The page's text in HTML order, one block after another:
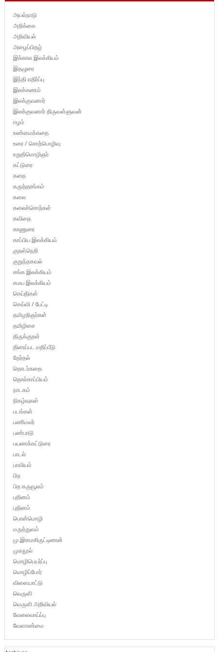
அயல்நாடு
அறிக்கை
அறிவியல்
அழைப்பிதழ்
இக்கால இலக்கியம்
இதழுரை
இந்தி எதிர்ப்பு
இலக்கணம்
இலக்குவனார்
இலக்குவனார் திருவள்ளுவன்
ஈழம்
உண்மைக்கதை
உரை / சொற்பொழிவு
உறுதிமொழிஞர்
கட்டுரை
கதை
கருத்தரங்கம்
கலை
கலைச்சொற்கள்
கவிதை
காணுரை
காப்பிய இலக்கியம்
குறள்நெறி
குறுந்தகவல்
சங்க இலக்கியம்
சமய இலக்கியம்
செய்திகள்
செவ்வி / பேட்டி
தமிழறிஞர்கள்
தமிழிசை
திருக்குறள்
திரைப்பட மதிப்பீடு
தேர்தல்
தொடர்கதை
தொல்காப்பியம்
நாடகம்
நிகழ்வுகள்
படங்கள்
பணிமலர்
பண்பாடு
பயணக்கட்டுரை
பாடல்
பாவியம்
பிற
பிற கருவூலம்
புதினம்
புதினம்
பொன்மொழி
மருத்துவம்
மு.இராமகிருட்டிணன்
முகநூல்
மொழிபெயர்ப்பு
மொழிப்போர்
விளையாட்டு
வெருளி
வெருளி அறிவியல்
வேலைவாய்ப்பு
வேளாண்மை